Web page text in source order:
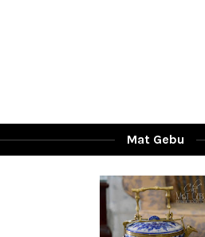
Mat Gebu